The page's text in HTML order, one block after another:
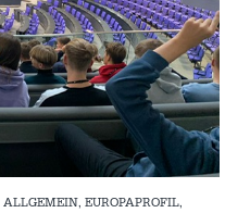
ALLGEMEIN, EUROPAPROFIL,